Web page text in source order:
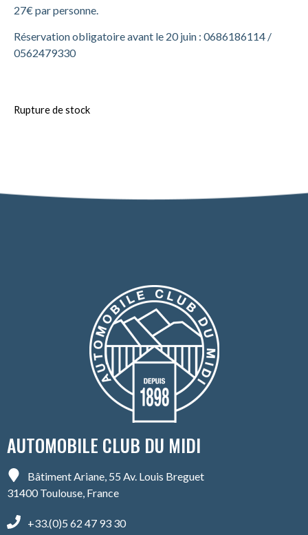
27€ par personne.
Réservation obligatoire avant le 20 juin : 0686186114 /
0562479330
Rupture de stock
AUTOMOBILE CLUB DU MIDI
Bâtiment Ariane, 55 Av. Louis Breguet
31400 Toulouse, France
+33.(0)5 62 47 93 30